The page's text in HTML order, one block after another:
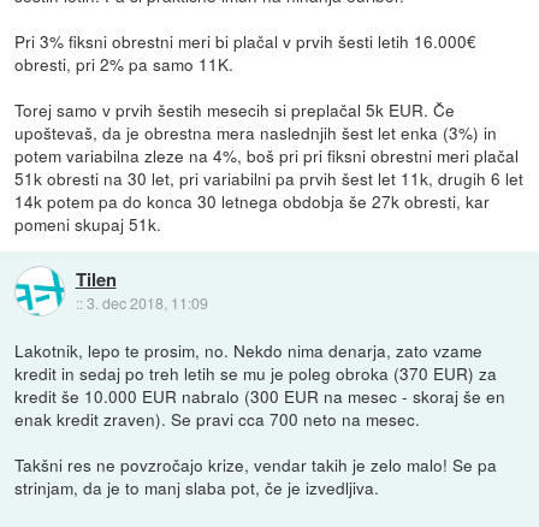
Pri 3% fiksni obrestni meri bi plačal v prvih šesti letih 16.000€
obresti, pri 2% pa samo 11K.
Torej samo v prvih šestih mesecih si preplačal 5k EUR. Če
upoštevaš, da je obrestna mera naslednjih šest let enka (3%) in
potem variabilna zleze na 4%, boš pri pri fiksni obrestni meri plačal
51k obresti na 30 let, pri variabilni pa prvih šest let 11k, drugih 6 let
14k potem pa do konca 30 letnega obdobja še 27k obresti, kar
pomeni skupaj 51k.
Tilen
::3. dec 2018, 11:09
Lakotnik, lepo te prosim, no. Nekdo nima denarja, zato vzame
kredit in sedaj po treh letih se mu je poleg obroka (370 EUR) za
kredit še 10.000 EUR nabralo (300 EUR na mesec - skoraj še en
enak kredit zraven). Se pravi cca 700 neto na mesec.
Takšni res ne povzročajo krize, vendar takih je zelo malo! Se pa
strinjam, da je to manj slaba pot, če je izvedljiva.